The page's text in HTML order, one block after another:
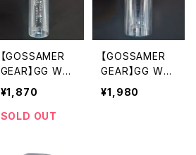
【GOSSAMER
GEAR】GG Wat
er Bottle 600
¥1,870
SOLD OUT
【GOSSAMER
GEAR】GG Wat
er Bottle 1000
¥1,980